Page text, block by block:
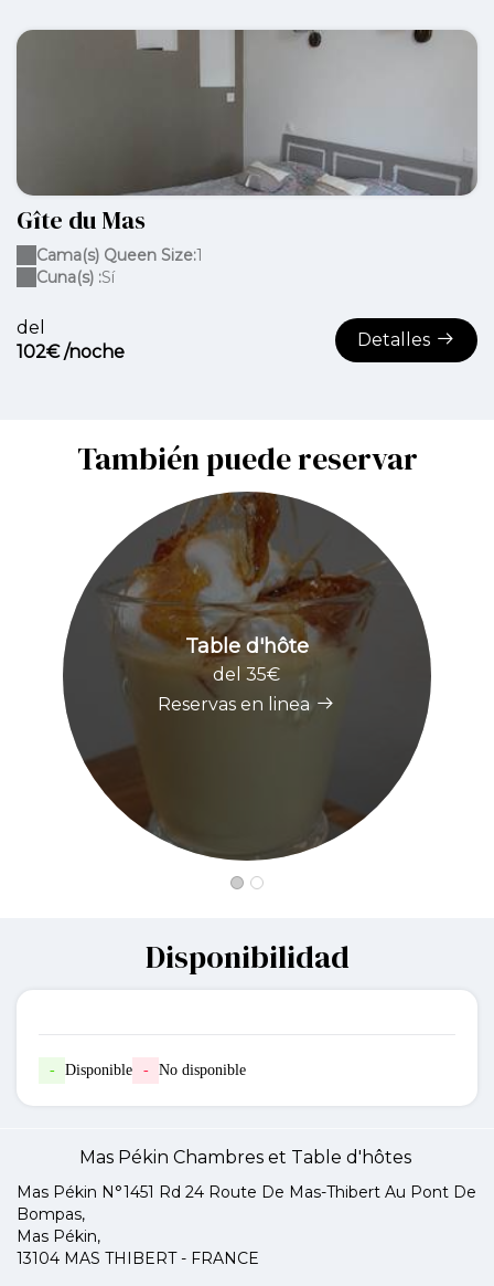
Gîte du Mas
del
102€ /noche
Detalles
Cama(s) Queen Size:1
Cuna(s) :Sí
También puede reservar
Table d'hôte
del 35€
Reservas en linea
Disponibilidad
- Disponible - No disponible
Mas Pékin Chambres et Table d'hôtes
Mas Pékin N°1451 Rd 24 Route De Mas-Thibert Au Pont De
Bompas,
Mas Pékin,
13104 MAS THIBERT - FRANCE